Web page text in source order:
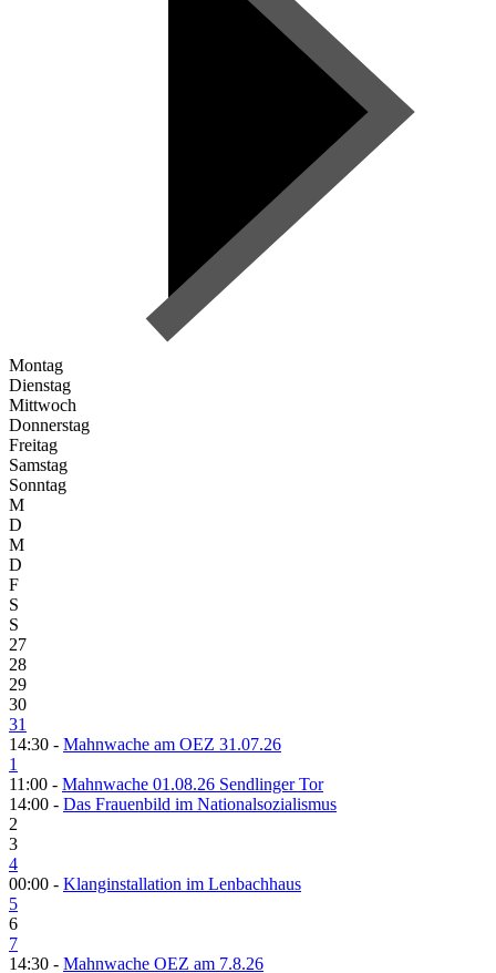
Montag
Dienstag
Mittwoch
Donnerstag
Freitag
Samstag
Sonntag
M
D
M
D
F
S
S
27
28
29
30
31
14:30 - Mahnwache am OEZ 31.07.26
1
11:00 - Mahnwache 01.08.26 Sendlinger Tor
14:00 - Das Frauenbild im Nationalsozialismus
2
3
4
00:00 - Klanginstallation im Lenbachhaus
5
6
7
14:30 - Mahnwache OEZ am 7.8.26